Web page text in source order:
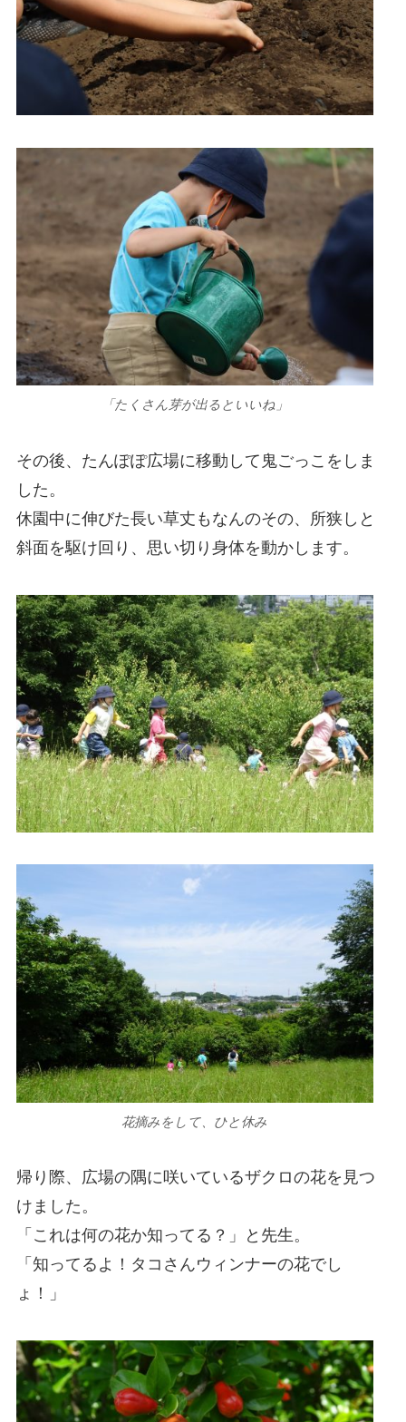
「たくさん芽が出るといいね」
その後、たんぽぽ広場に移動して鬼ごっこをしま
した。
休園中に伸びた長い草丈もなんのその、所狭しと
斜面を駆け回り、思い切り身体を動かします。
花摘みをして、ひと休み
帰り際、広場の隅に咲いているザクロの花を見つ
けました。
「これは何の花か知ってる？」と先生。
「知ってるよ！タコさんウィンナーの花でし
ょ！」